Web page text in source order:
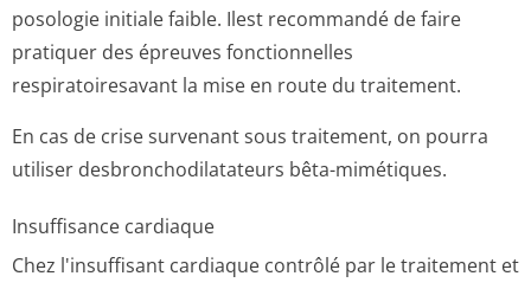
posologie initiale faible. Ilest recommandé de faire
pratiquer des épreuves fonctionnelles
respiratoiresavant la mise en route du traitement.
En cas de crise survenant sous traitement, on pourra
utiliser desbronchodila­tateurs bêta-mimétiques.
Insuffisance cardiaque
Chez l'insuffisant cardiaque contrôlé par le traitement et